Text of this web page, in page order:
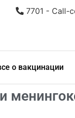
7701 - Call-
о вакцинации